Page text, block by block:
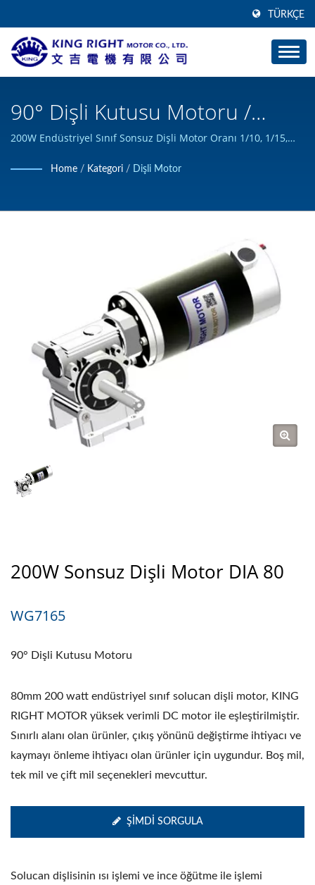
TÜRKÇE
90° Dişli Kutusu Motoru /
Yüksek Torklu DC Motor
Üreticisi | KING RIGHT MOTOR
200W Endüstriyel Sınıf Sonsuz Dişli Motor Oranı 1/10, 1/15,
motor ürünleri tasarlayabilir ve inşa edebilir ve ISO 9001
Home / Kategori / Dişli Motor
200W Sonsuz Dişli Motor DIA 80
WG7165
90° Dişli Kutusu Motoru
80mm 200 watt endüstriyel sınıf solucan dişli motor, KING
RIGHT MOTOR yüksek verimli DC motor ile eşleştirilmiştir.
Sınırlı alanı olan ürünler, çıkış yönünü değiştirme ihtiyacı ve
kaymayı önleme ihtiyacı olan ürünler için uygundur. Boş mil,
tek mil ve çift mil seçenekleri mevcuttur.
ŞIMDI SORGULA
Solucan dişlisinin ısı işlemi ve ince öğütme ile işlemi